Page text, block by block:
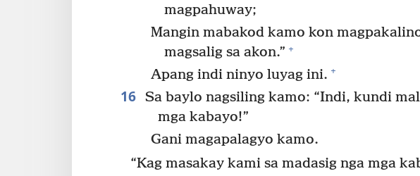
magpahuway;
Mangin mabakod kamo kon
magsalig sa akon.” +
Apang indi ninyo luyag ini. +
16 Sa baylo nagsiling kamo: “Indi, kundi
mga kabayo!”
Gani magapalagyo kamo.
“Kag masakay kami sa madasig nga mga